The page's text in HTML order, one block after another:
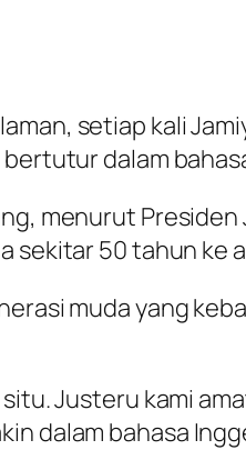
setiap kali
dalam
menurut Presiden
sekitar 50 tahun ke
muda yang
situ. Justeru kami
dalam bahasa